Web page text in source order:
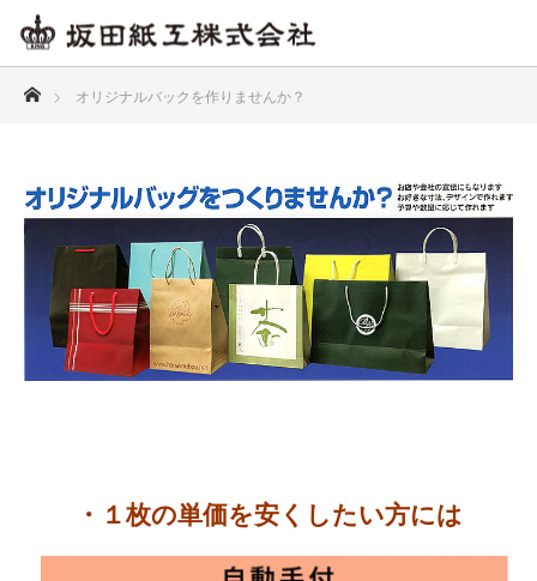
オリジナルバックを作りませんか？
・１枚の単価を安くしたい方には